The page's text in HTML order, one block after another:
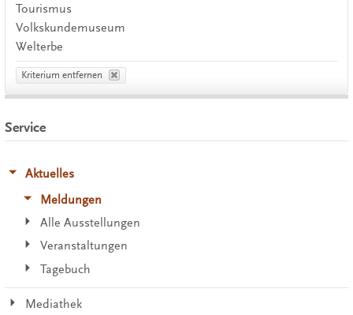
Tourismus
Volkskundemuseum
Welterbe
Kriterium entfernen
Service
Aktuelles
Meldungen
Alle Ausstellungen
Veranstaltungen
Tagebuch
Mediathek